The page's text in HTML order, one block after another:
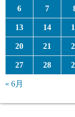
6 7
13 14
20 21
27 28
« 6月